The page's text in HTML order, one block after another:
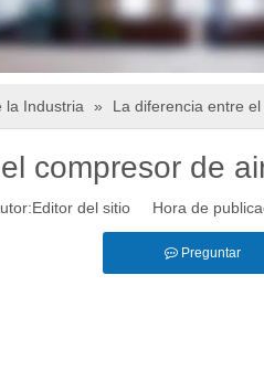
la Industria » La diferencia entre
compresor de
del sitio Hora de
Preguntar